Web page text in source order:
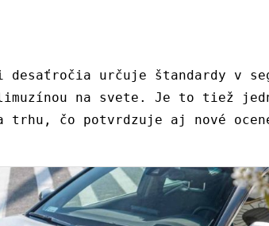
desaťročia určuje štandardy v
na svete. Je to tiež
trhu, čo potvrdzuje aj nové